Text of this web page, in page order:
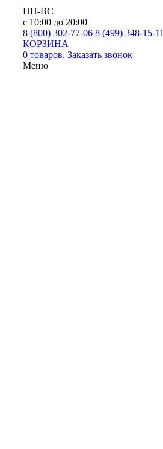
ПН-ВС
с 10:00 до 20:00
8 (800) 302-77-06 8 (499) 348-15-11
КОРЗИНА
0 товаров. Заказать звонок
Меню